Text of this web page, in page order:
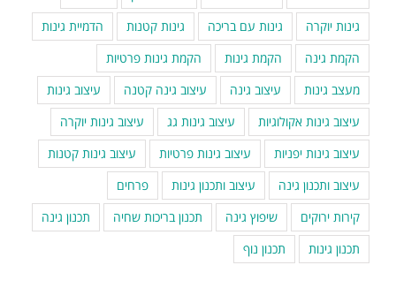
גינות יוקרה
גינות עם בריכה גינות קטנות
הדמיית גינות
הקמת גינה
הקמת גינות
הקמת גינות פרטיות
מעצב גינות
עיצוב גינה עיצוב גינה קטנה
עיצוב גינות
עיצוב גינות אקולוגיות
עיצוב גינות גג
עיצוב גינות יוקרה
עיצוב גינות יפניות
עיצוב גינות פרטיות
עיצוב גינות קטנות
עיצוב ותכנון גינה
עיצוב ותכנון גינות
פרחים
קירות ירוקים
שיפוץ גינה תכנון בריכות שחיה
תכנון גינה
תכנון גינות
תכנון נוף